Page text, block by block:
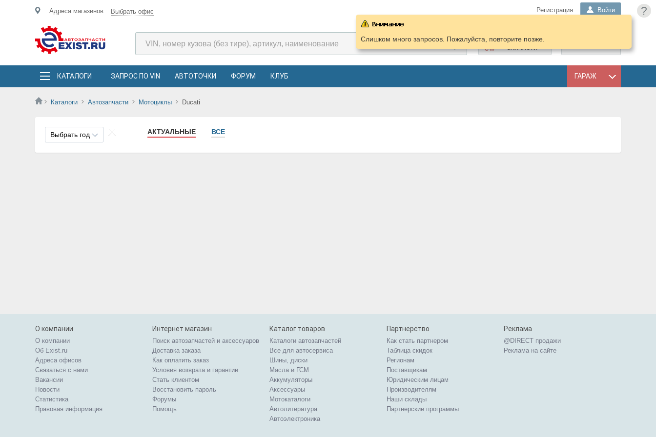
?
Адреса магазинов Выбрать офис Регистрация Войти
ПОДОБРАТЬ
ЗАПЧАСТИ
КАТАЛОГИ ЗАПРОС ПО VIN АВТОТОЧКИ ФОРУМ КЛУБ ГАРАЖ
Каталоги Автозапчасти Мотоциклы Ducati
Слишком много запросов. Пожалуйста, повторите позже.
Выбрать год АКТУАЛЬНЫЕ ВСЕ
О компании
О компании
Об Exist.ru
Адреса офисов
Связаться с нами
Вакансии
Новости
Статистика
Правовая информация
Интернет магазин
Поиск автозапчастей и аксессуаров
Доставка заказа
Как оплатить заказ
Условия возврата и гарантии
Стать клиентом
Восстановить пароль
Форумы
Помощь
Каталог товаров
Каталоги автозапчастей
Все для автосервиса
Шины, диски
Масла и ГСМ
Аккумуляторы
Аксессуары
Мотокаталоги
Автолитература
Автоэлектроника
Партнерство
Как стать партнером
Таблица скидок
Регионам
Поставщикам
Юридическим лицам
Производителям
Наши склады
Партнерские программы
Реклама
@DIRECT продажи
Реклама на сайте